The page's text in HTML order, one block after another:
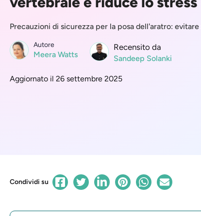
Precauzioni di sicurezza per la posa dell'aratro:
Autore
Meera Watts
Recensito da
Sandeep Solanki
Aggiornato il 26 settembre 2025
Condividi su